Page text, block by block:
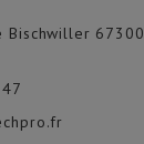
Bischwiller 67300